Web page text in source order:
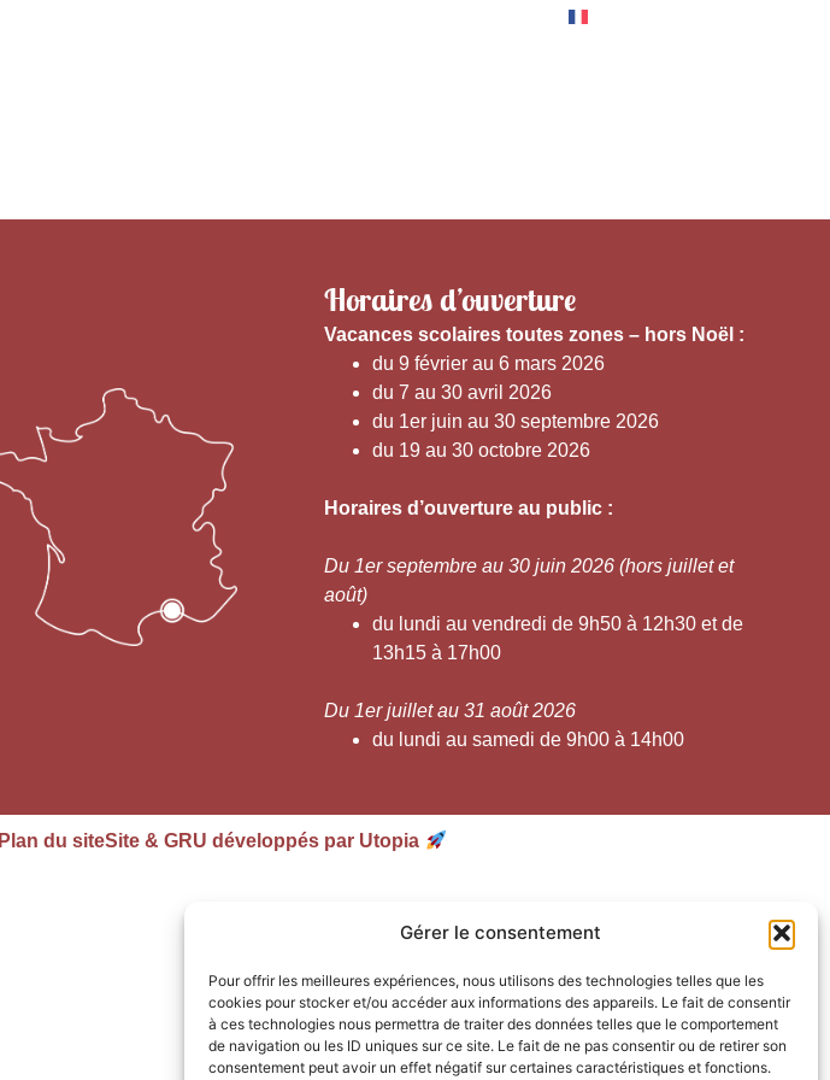
Gérer le consentement
Pour offrir les meilleures expériences, nous utilisons des technologies telles que les
cookies pour stocker et/ou accéder aux informations des appareils. Le fait de consentir
à ces technologies nous permettra de traiter des données telles que le comportement
de navigation ou les ID uniques sur ce site. Le fait de ne pas consentir ou de retirer son
consentement peut avoir un effet négatif sur certaines caractéristiques et fonctions.
Horaires d’ouverture
Vacances scolaires toutes zones – hors Noël :
du 9 février au 6 mars 2026
du 7 au 30 avril 2026
du 1er juin au 30 septembre 2026
du 19 au 30 octobre 2026
Horaires d’ouverture au public :
Du 1er septembre au 30 juin 2026 (hors juillet et
août)
du lundi au vendredi de 9h50 à 12h30 et de
13h15 à 17h00
Du 1er juillet au 31 août 2026
du lundi au samedi de 9h00 à 14h00
Plan du siteSite & GRU développés par Utopia